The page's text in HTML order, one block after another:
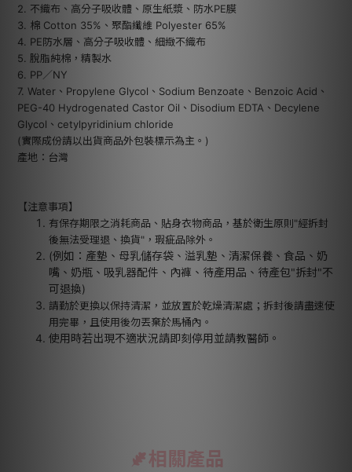
2. 不織布、高分子吸收體、原生紙漿、防水PE膜
3. 棉 Cotton 35%、聚酯纖維 Polyester 65%
4. PE防水層、高分子吸收體、細緻不織布
5. 脫脂純棉，精製水
6. PP／NY
7. Water、Propylene Glycol、Sodium Benzoate、Benzoic Acid、
PEG-40 Hydrogenated Castor Oil、Disodium EDTA、Decylene
Glycol、cetylpyridinium chloride
(實際成份請以出貨商品外包裝標示為主。)
產地：台灣
【注意事項】
有保存期限之消耗商品、貼身衣物商品，基於衛生原則"經拆封
後無法受理退、換貨"，瑕疵品除外。
(例如：產墊、母乳儲存袋、溢乳墊、清潔保養、食品、奶
嘴、奶瓶、吸乳器配件、內褲、待產用品、待產包"拆封"不
可退換)
請勤於更換以保持清潔，並放置於乾燥清潔處；拆封後請盡速使
用完畢，且使用後勿丟棄於馬桶內。
使用時若出現不適狀況請即刻停用並請教醫師。
相關產品